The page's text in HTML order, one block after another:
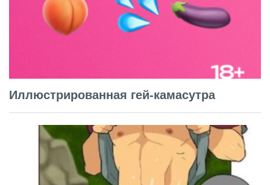
Иллюстрированная гей-камасутра